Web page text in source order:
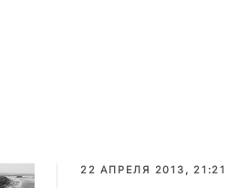
22 АПРЕЛЯ 2013, 21:21